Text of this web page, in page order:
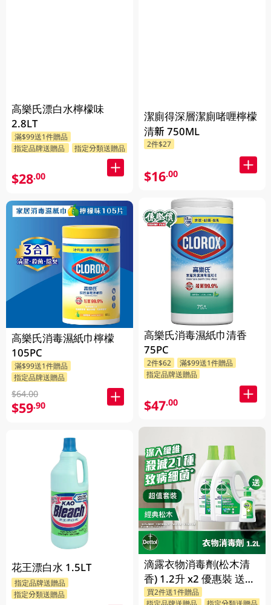
高樂氏漂白水檸檬味
2.8LT
滿$99送1件贈品
指定品牌送贈品
指定分類送贈品
$28.00
高樂氏消毒濕紙巾檸檬
105PC
滿$99送1件贈品
指定品牌送贈品
$64.00
$59.90
花王漂白水 1.5LT
指定品牌送贈品
指定分類送贈品
潔廁得深層潔廁啫喱檸檬
清新 750ML
2件$27
$16.00
高樂氏消毒濕紙巾清香
75PC
2件$62
滿$99送1件贈品
指定品牌送贈品
$47.00
滴露衣物消毒劑(松木清
香) 1.2升 x2 優惠裝 送贈
品 (贈品隨機發送)
買2件送1件贈品